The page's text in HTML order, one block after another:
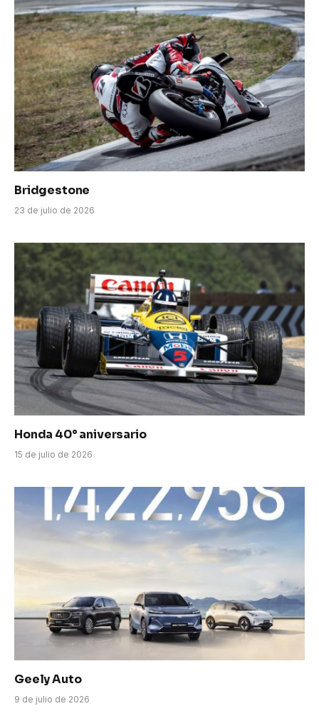
Bridgestone
23 de julio de 2026
Honda 40° aniversario
15 de julio de 2026
Geely Auto
9 de julio de 2026